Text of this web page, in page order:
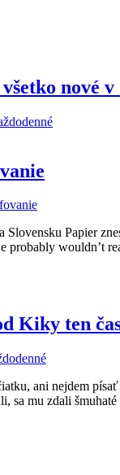
všetko nové
Slovensku Papier
probably wouldn’t
Kiky ten
ani nejdem
sa mu zdali